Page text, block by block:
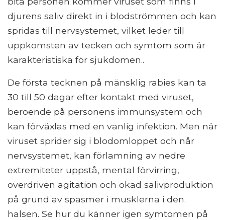
djurens saliv direkt in i blodströmmen och kan
spridas till nervsystemet, vilket leder till
uppkomsten av tecken och symtom som är
karakteristiska för sjukdomen..
De första tecknen på mänsklig rabies kan ta
30 till 50 dagar efter kontakt med viruset,
beroende på personens immunsystem och
kan förväxlas med en vanlig infektion. Men när
viruset sprider sig i blodomloppet och når
nervsystemet, kan förlamning av nedre
extremiteter uppstå, mental förvirring,
överdriven agitation och ökad salivproduktion
på grund av spasmer i musklerna i den.
halsen. Se hur du känner igen symtomen på